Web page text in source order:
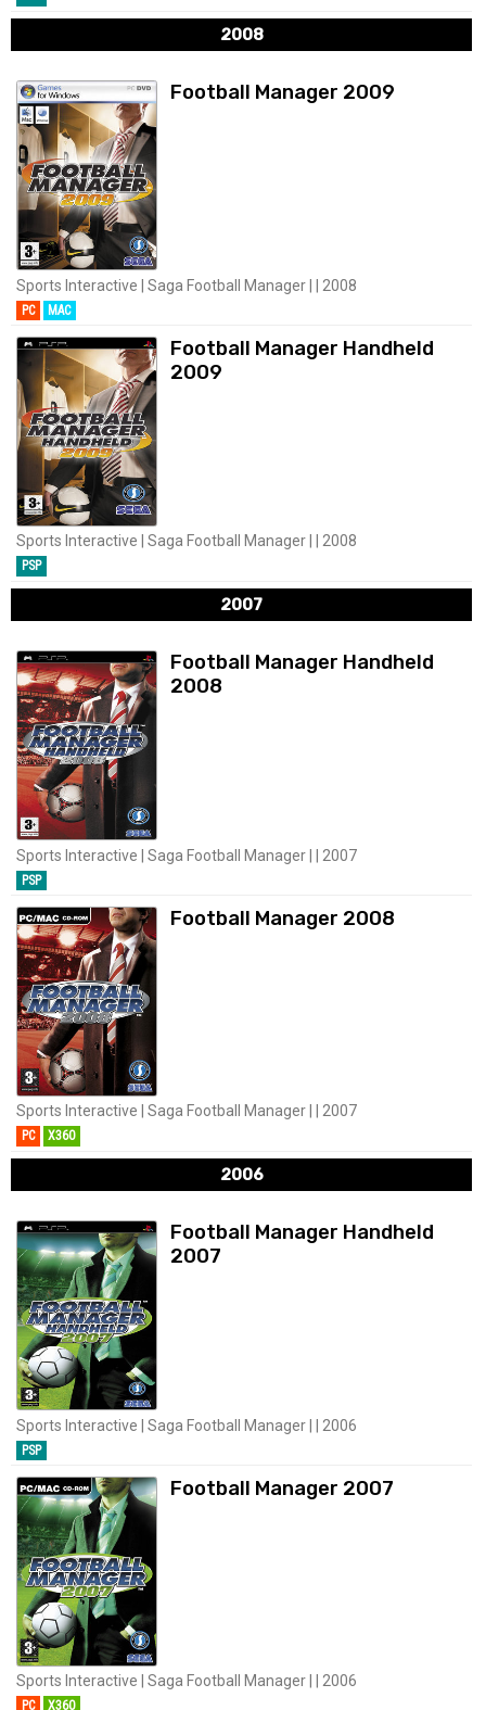
2008
Football Manager 2009
Sports Interactive | Saga Football Manager | | 2008
PC MAC
Football Manager Handheld
2009
Sports Interactive | Saga Football Manager | | 2008
PSP
2007
Football Manager Handheld
2008
Sports Interactive | Saga Football Manager | | 2007
PSP
Football Manager 2008
Sports Interactive | Saga Football Manager | | 2007
PC X360
2006
Football Manager Handheld
2007
Sports Interactive | Saga Football Manager | | 2006
PSP
Football Manager 2007
Sports Interactive | Saga Football Manager | | 2006
PC X360